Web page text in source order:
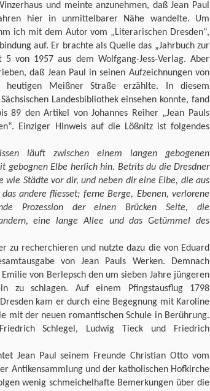
und meinte anzunehmen, daß Jean Paul
hier in unmittelbarer Nähe wandelte. Um
ich mit dem Autor vom „Literarischen Dresden“,
auf. Er brachte als Quelle das „Jahrbuch zur
5 von 1957 aus dem Wolfgang-Jess-Verlag. Aber
daß Jean Paul in seinen Aufzeichnungen von
heutigen Meißner Straße erzählte. In diesem
Landesbibliothek einsehen konnte, fand
89 den Artikel von Johannes Reiher „Jean Pauls
Einziger Hinweis auf die Lößnitz ist folgendes
läuft zwischen einem langen gebogenen
gebognen Elbe herlich hin. Betrits du die Dresdner
wie Städte vor dir, und neben dir eine Elbe, die aus
andere fliesset; ferne Berge, Ebenen, verlorene
Prozession der einen Brücken Seite, die
eine lange Allee und das Getümmel des
zu recherchieren und nutzte dazu die von Eduard
von Jean Pauls Werken. Demnach
von Berlepsch den um sieben Jahre jüngeren
zu schlagen. Auf einem Pfingstausflug 1798
kam er durch eine Begegnung mit Karoline
mit der neuen romantischen Schule in Berührung.
Schlegel, Ludwig Tieck und Friedrich
Jean Paul seinem Freunde Christian Otto vom
Antikensammlung und der katholischen Hofkirche
wenig schmeichelhafte Bemerkungen über die